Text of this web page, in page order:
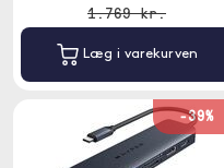
1.769 kr.
Læg i varekurven
-39%